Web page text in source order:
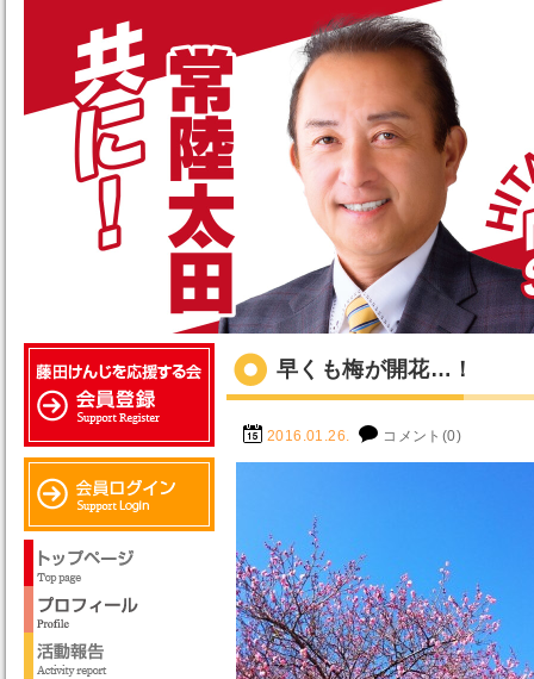
早くも梅が開花…！
2016.01.26. コメント(0)